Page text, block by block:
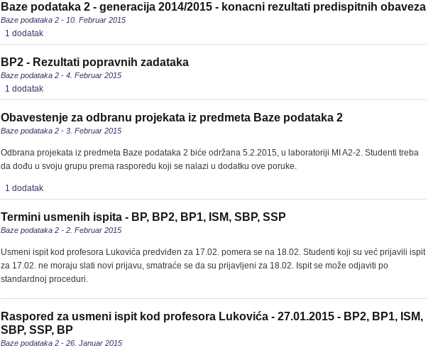
Baze podataka 2 - generacija 2014/2015 - konacni rezultati predispitnih obaveza
Baze podataka 2 - 10. Februar 2015
1 dodatak
BP2 - Rezultati popravnih zadataka
Baze podataka 2 - 4. Februar 2015
1 dodatak
Obavestenje za odbranu projekata iz predmeta Baze podataka 2
Baze podataka 2 - 3. Februar 2015
Odbrana projekata iz predmeta Baze podataka 2 biće održana 5.2.2015, u laboratoriji MI A2-2. Studenti treba
da dođu u svoju grupu prema rasporedu koji se nalazi u dodatku ove poruke.
1 dodatak
Termini usmenih ispita - BP, BP2, BP1, ISM, SBP, SSP
Baze podataka 2 - 2. Februar 2015
Usmeni ispit kod profesora Lukovića predviđen za 17.02. pomera se na 18.02. Studenti koji su već prijavili ispit
za 17.02. ne moraju slati novi prijavu, smatraće se da su prijavljeni za 18.02. Ispit se može odjaviti po
standardnoj proceduri.
Raspored za usmeni ispit kod profesora Lukovića - 27.01.2015 - BP2, BP1, ISM,
SBP, SSP, BP
Baze podataka 2 - 26. Januar 2015